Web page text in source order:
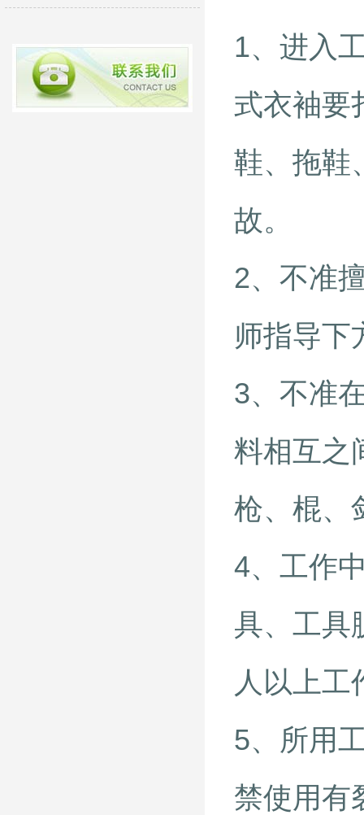
1、进入
式衣袖要
鞋、拖鞋
故。
2、不准
师指导下
3、不准
料相互之
枪、棍、
4、工作
具、工具
人以上工
5、所用
禁使用有